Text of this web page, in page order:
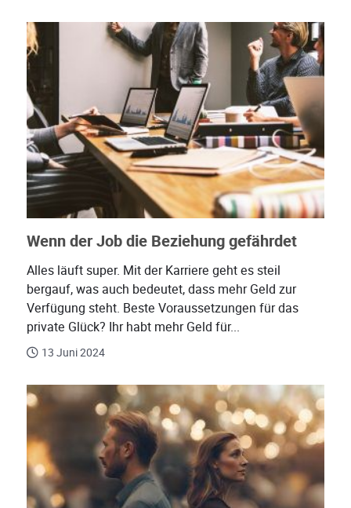
Wenn der Job die Beziehung gefährdet
Alles läuft super. Mit der Karriere geht es steil
bergauf, was auch bedeutet, dass mehr Geld zur
Verfügung steht. Beste Voraussetzungen für das
private Glück? Ihr habt mehr Geld für...
13 Juni 2024